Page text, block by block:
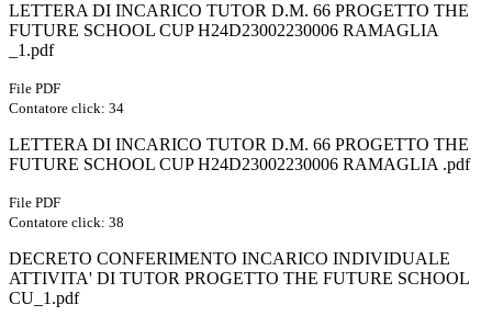
LETTERA DI INCARICO TUTOR D.M. 66 PROGETTO THE
FUTURE SCHOOL CUP H24D23002230006 RAMAGLIA
_1.pdf
File PDF
Contatore click: 34
LETTERA DI INCARICO TUTOR D.M. 66 PROGETTO THE
FUTURE SCHOOL CUP H24D23002230006 RAMAGLIA .pdf
File PDF
Contatore click: 38
DECRETO CONFERIMENTO INCARICO INDIVIDUALE
ATTIVITA' DI TUTOR PROGETTO THE FUTURE SCHOOL
CU_1.pdf